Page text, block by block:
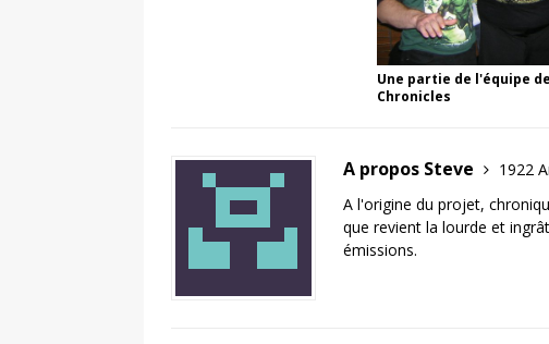
Une partie de l'équipe
Chronicles
A propos Steve
1922
A l'origine du projet,
que revient la lourde et
émissions.